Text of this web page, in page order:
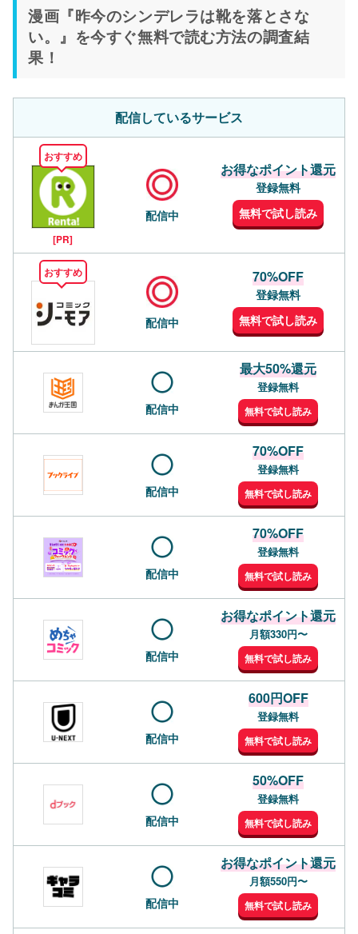
漫画『昨今のシンデレラは靴を落とさな
い。』を今すぐ無料で読む方法の調査結
果！
配信しているサービス
おすすめ
[PR]
配信中
お得なポイント還元
登録無料
無料で試し読み
おすすめ
配信中
70%OFF
登録無料
無料で試し読み
配信中
最大50%還元
登録無料
無料で試し読み
配信中
70%OFF
登録無料
無料で試し読み
配信中
70%OFF
登録無料
無料で試し読み
配信中
お得なポイント還元
月額330円〜
無料で試し読み
配信中
600円OFF
登録無料
無料で試し読み
配信中
50%OFF
登録無料
無料で試し読み
配信中
お得なポイント還元
月額550円〜
無料で試し読み